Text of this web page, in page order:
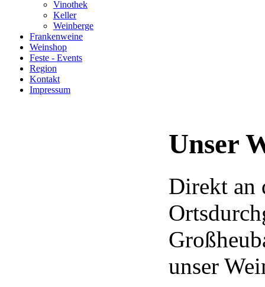
Vinothek
Keller
Weinberge
Frankenweine
Weinshop
Feste - Events
Region
Kontakt
Impressum
Unser
Direkt an
unser